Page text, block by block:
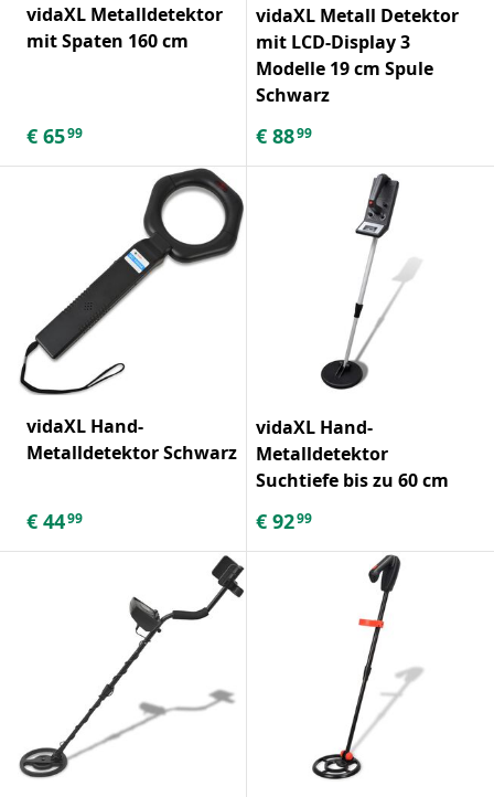
vidaXL Metalldetektor
mit Spaten 160 cm
€ 6599
vidaXL Metall Detektor
mit LCD-Display 3
Modelle 19 cm Spule
Schwarz
€ 8899
vidaXL Hand-
Metalldetektor Schwarz
€ 4499
vidaXL Hand-
Metalldetektor
Suchtiefe bis zu 60 cm
€ 9299